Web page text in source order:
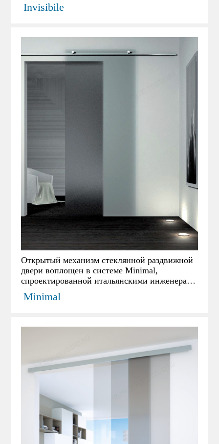
видеть стекло выходящим из потолка.
Invisibile
Открытый механизм стеклянной раздвижной
двери воплощен в системе Minimal,
спроектированной итальянскими инженерами
и дизайнерами. Она прекрасно подойдет для
помещений где изначально не планировали
розетки и плинтуса. Еще одним из свойств
системы, которое необходимо отметить, будет
возможность установки на нее стеклянных и
деревянных полотен.
Minimal